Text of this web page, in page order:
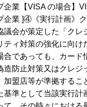
企業【VISA の場合】
企業 ]④《実行計画》
議会が策定した「クレ
ティ対策の強化に向け
合であっても、カード
造防止対策又はクレジ
加盟店等が準拠するこ
基準として当該実行計